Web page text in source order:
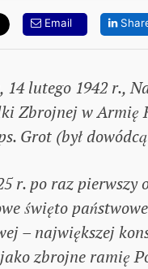
Email
lutego 1942 r.,
Zbrojnej w Armię
Grot (był
r. po raz pierwszy
święto
– największej
zbrojne ramię